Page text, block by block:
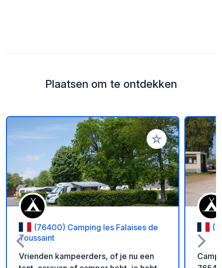
Plaatsen om te ontdekken
Voeg toe aan je
(76400) Camping les Falaises de
Toussaint
Vrienden kampeerders, of je nu een